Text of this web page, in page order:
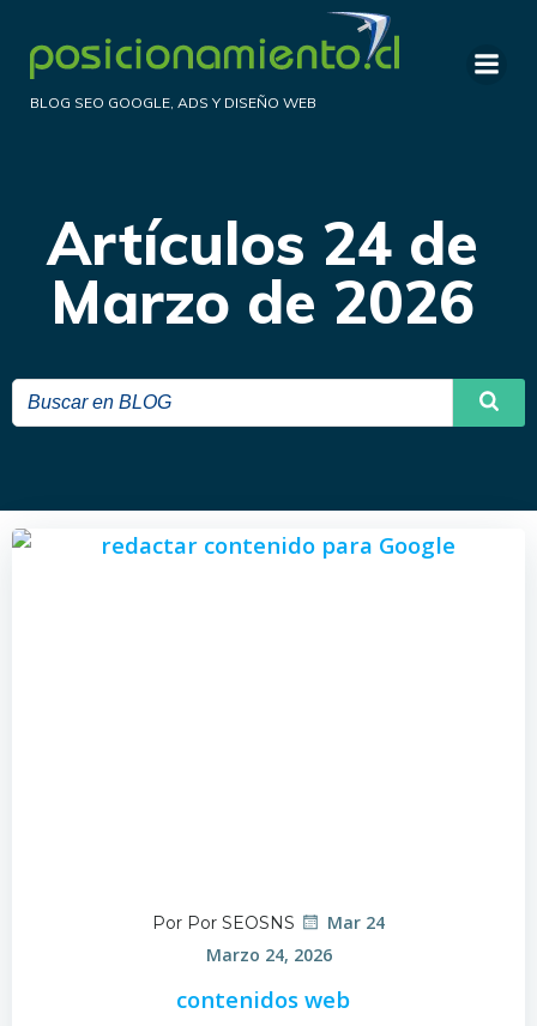
Saltar
al
BLOG SEO GOOGLE, ADS Y DISEÑO WEB
Artículos 24 de
Marzo de 2026
Por Por SEOSNS
Mar 24
Marzo 24, 2026
contenidos web